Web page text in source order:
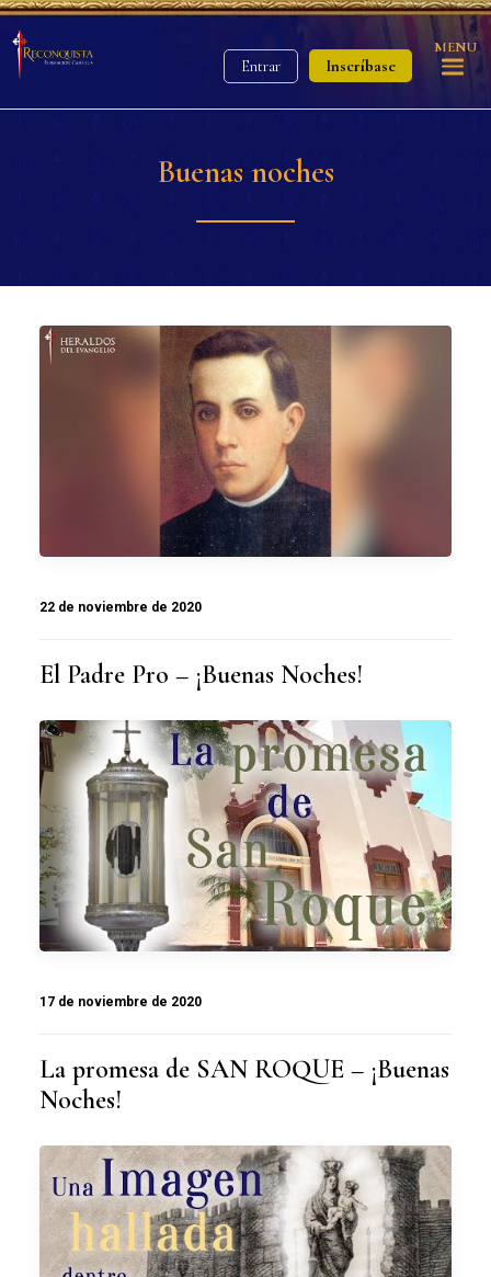
Entrar Inscríbase
MENU
Buenas noches
22 de noviembre de 2020
El Padre Pro – ¡Buenas Noches!
17 de noviembre de 2020
La promesa de SAN ROQUE – ¡Buenas
Noches!